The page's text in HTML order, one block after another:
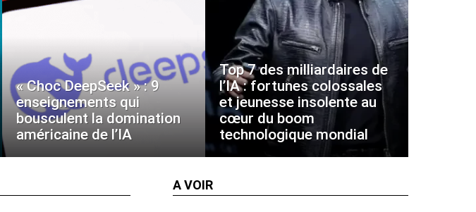
« Choc DeepSeek » : 9
enseignements qui
bousculent la domination
américaine de l’IA
Top 7 des milliardaires de
l’IA : fortunes colossales
et jeunesse insolente au
cœur du boom
technologique mondial
A VOIR